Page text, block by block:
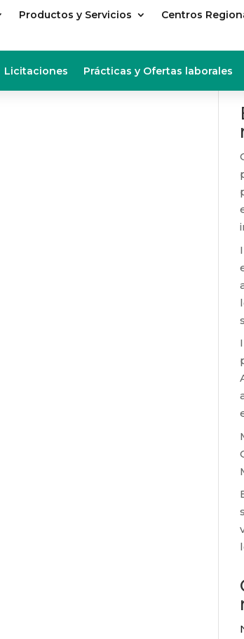
Productos y Servicios Centros
Licitaciones Prácticas y Ofertas laborales